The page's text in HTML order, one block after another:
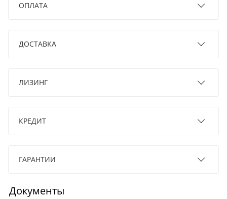
ОПЛАТА
ДОСТАВКА
ЛИЗИНГ
КРЕДИТ
ГАРАНТИИ
Документы